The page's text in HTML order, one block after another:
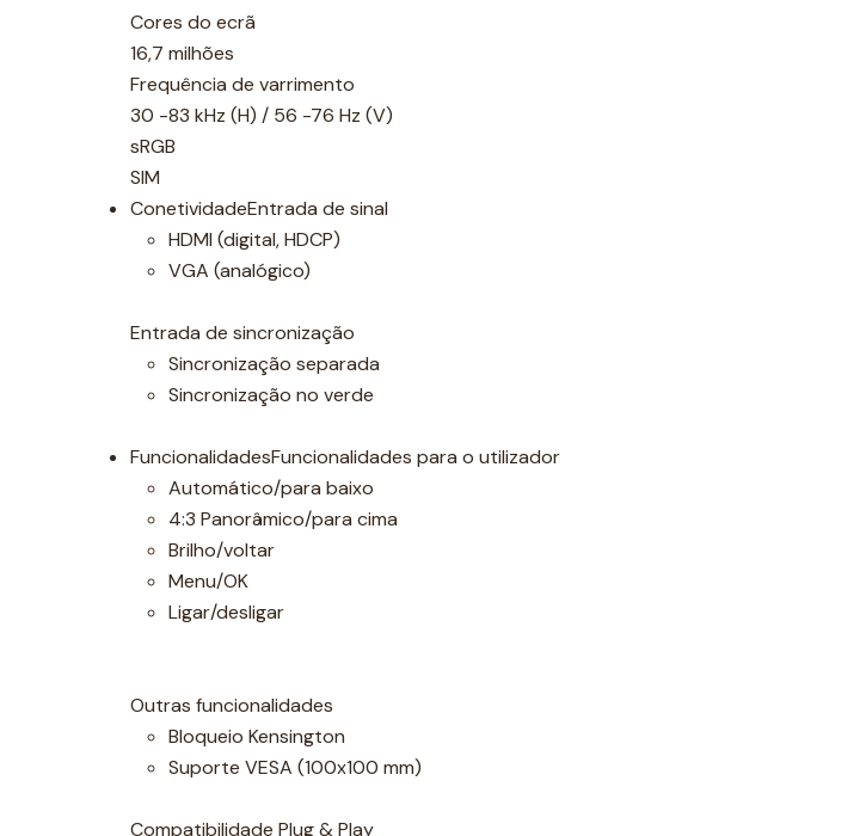
Cores do ecrã
16,7 milhões
Frequência de varrimento
30 -83 kHz (H) / 56 -76 Hz (V)
sRGB
SIM
ConetividadeEntrada de sinal
HDMI (digital, HDCP)
VGA (analógico)
Entrada de sincronização
Sincronização separada
Sincronização no verde
FuncionalidadesFuncionalidades para o utilizador
Automático/para baixo
4:3 Panorâmico/para cima
Brilho/voltar
Menu/OK
Ligar/desligar
Outras funcionalidades
Bloqueio Kensington
Suporte VESA (100x100 mm)
Compatibilidade Plug & Play